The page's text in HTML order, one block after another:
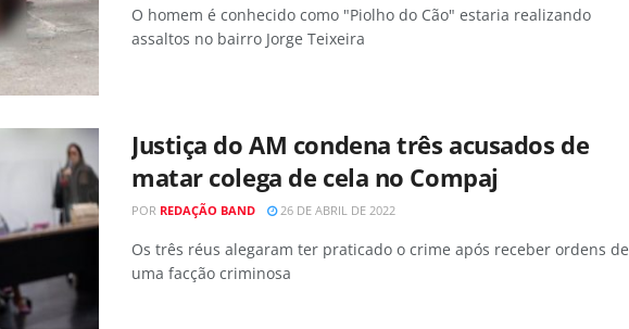
O homem é conhecido como "Piolho do Cão" estaria realizando
assaltos no bairro Jorge Teixeira
Justiça do AM condena três acusados de
matar colega de cela no Compaj
POR REDAÇÃO BAND 26 DE ABRIL DE 2022
Os três réus alegaram ter praticado o crime após receber ordens de
uma facção criminosa